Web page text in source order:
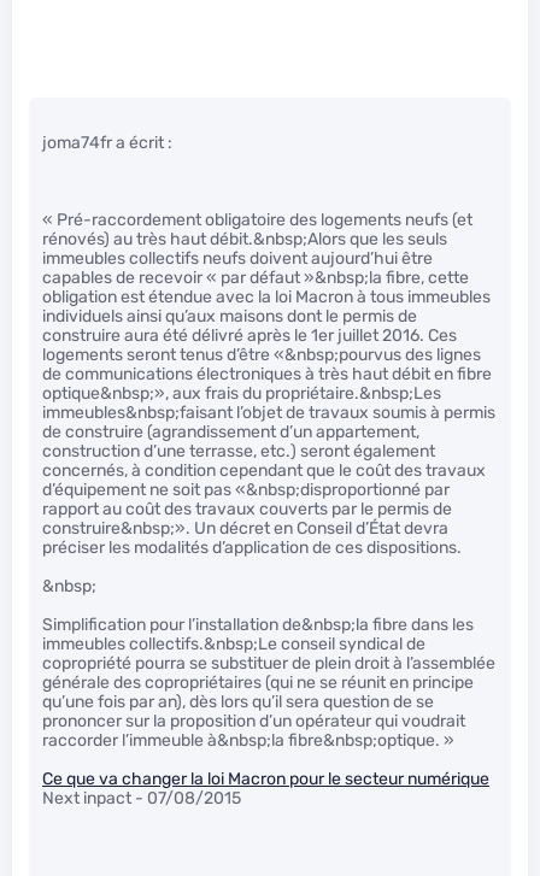
joma74fr a écrit :
« Pré-raccordement obligatoire des logements neufs (et
rénovés) au très haut débit.&nbsp;Alors que les seuls
immeubles collectifs neufs doivent aujourd’hui être
capables de recevoir « par défaut »&nbsp;la fibre, cette
obligation est étendue avec la loi Macron à tous immeubles
individuels ainsi qu’aux maisons dont le permis de
construire aura été délivré après le 1er juillet 2016. Ces
logements seront tenus d’être «&nbsp;pourvus des lignes
de communications électroniques à très haut débit en fibre
optique&nbsp;», aux frais du propriétaire.&nbsp;Les
immeubles&nbsp;faisant l’objet de travaux soumis à permis
de construire (agrandissement d’un appartement,
construction d’une terrasse, etc.) seront également
concernés, à condition cependant que le coût des travaux
d’équipement ne soit pas «&nbsp;disproportionné par
rapport au coût des travaux couverts par le permis de
construire&nbsp;». Un décret en Conseil d’État devra
préciser les modalités d’application de ces dispositions.
&nbsp;
Simplification pour l’installation de&nbsp;la fibre dans les
immeubles collectifs.&nbsp;Le conseil syndical de
copropriété pourra se substituer de plein droit à l’assemblée
générale des copropriétaires (qui ne se réunit en principe
qu’une fois par an), dès lors qu’il sera question de se
prononcer sur la proposition d’un opérateur qui voudrait
raccorder l’immeuble à&nbsp;la fibre&nbsp;optique. »
Ce que va changer la loi Macron pour le secteur numérique
Next inpact - 07/08/2015